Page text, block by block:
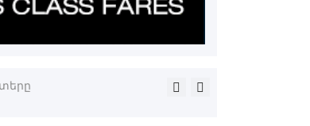
«Ամլացած թէ՞